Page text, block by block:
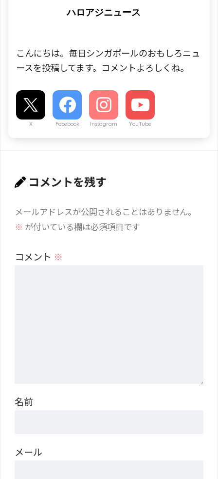
ハロアジニュース
こんにちは。毎日シンガポールのおもしろニュ
ースを投稿してます。コメントよろしくね。
X Facebook Instagram YouTube
コメントを残す
メールアドレスが公開されることはありません。
※ が付いている欄は必須項目です
コメント ※
名前
メール